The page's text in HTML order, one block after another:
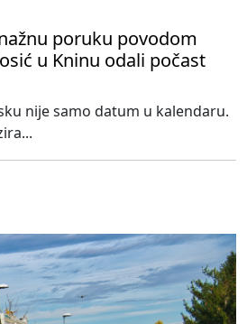
poruku povodom
u Kninu odali počast
nije samo datum u kalendaru.